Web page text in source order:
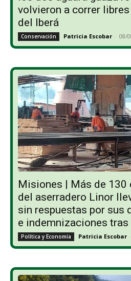
volvieron a correr
del Iberá
Conservación Patricia Escobar - 08/
Misiones | Más de 130
del aserradero Linor
sin respuestas por sus
e indemnizaciones tras
Política y Economía Patricia Escobar -